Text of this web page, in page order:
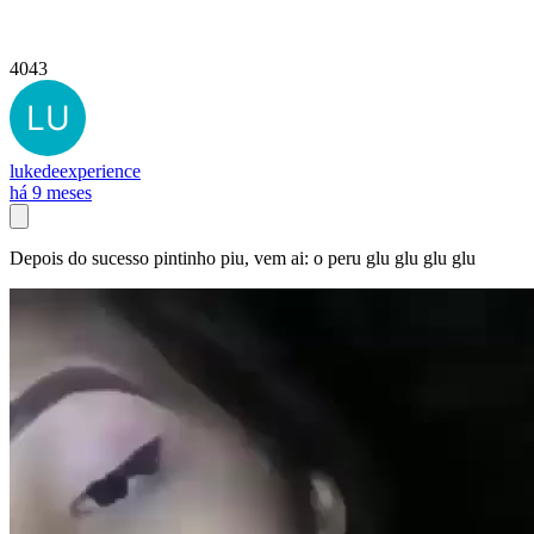
4043
lukedeexperience
há 9 meses
Depois do sucesso pintinho piu, vem ai: o peru glu glu glu glu